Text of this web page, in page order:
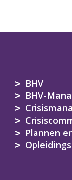
BHV
BHV-
Plannen